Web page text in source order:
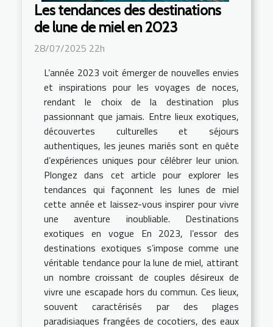
Les tendances des destinations
de lune de miel en 2023
28/07/2025 22h
L’année 2023 voit émerger de nouvelles envies
et inspirations pour les voyages de noces,
rendant le choix de la destination plus
passionnant que jamais. Entre lieux exotiques,
découvertes culturelles et séjours
authentiques, les jeunes mariés sont en quête
d’expériences uniques pour célébrer leur union.
Plongez dans cet article pour explorer les
tendances qui façonnent les lunes de miel
cette année et laissez-vous inspirer pour vivre
une aventure inoubliable. Destinations
exotiques en vogue En 2023, l’essor des
destinations exotiques s’impose comme une
véritable tendance pour la lune de miel, attirant
un nombre croissant de couples désireux de
vivre une escapade hors du commun. Ces lieux,
souvent caractérisés par des plages
paradisiaques frangées de cocotiers, des eaux